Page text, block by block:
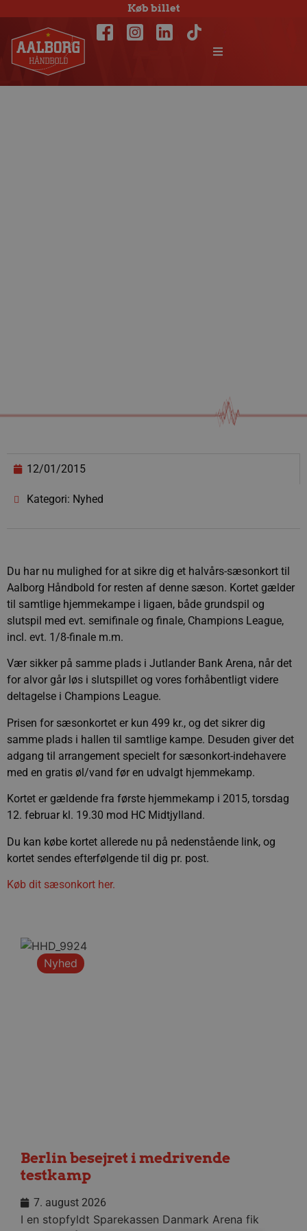
Køb billet
12/01/2015
Kategori: Nyhed
Du har nu mulighed for at sikre dig et halvårs-sæsonkort til
Aalborg Håndbold for resten af denne sæson. Kortet gælder
til samtlige hjemmekampe i ligaen, både grundspil og
slutspil med evt. semifinale og finale, Champions League,
incl. evt. 1/8-finale m.m.
Vær sikker på samme plads i Jutlander Bank Arena, når det
for alvor går løs i slutspillet og vores forhåbentligt videre
deltagelse i Champions League.
Prisen for sæsonkortet er kun 499 kr., og det sikrer dig
samme plads i hallen til samtlige kampe. Desuden giver det
adgang til arrangement specielt for sæsonkort-indehavere
med en gratis øl/vand før en udvalgt hjemmekamp.
Kortet er gældende fra første hjemmekamp i 2015, torsdag
12. februar kl. 19.30 mod HC Midtjylland.
Du kan købe kortet allerede nu på nedenstående link, og
kortet sendes efterfølgende til dig pr. post.
Køb dit sæsonkort her.
Nyhed
Berlin besejret i medrivende
testkamp
7. august 2026
I en stopfyldt Sparekassen Danmark Arena fik